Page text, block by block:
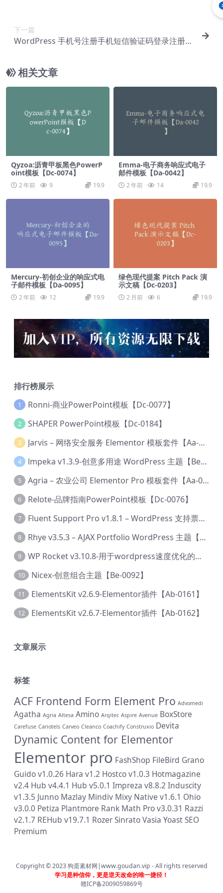
下一篇
WordPress 手机号注册手机短信验证码登录注册插
相关文章
Qyzoa:沥青甲板黑色PowerP
oint模板【Dc-0074】
2 年前 9 19.9
Emma-电子商务响应式电子
邮件模板【Da-0042】
2 年前 14 19.9
Mercury-初创企业的响应式电
子邮件模板【Da-0095】
2 年前 12 19.9
绿色现代提案 Pitch Pack 演
示文稿【Dc-0203】
2 月前 6 19.9
排行榜展示
1 Ronni-商业PowerPoint模板【Dc-0077】
2 SHAPER PowerPoint模板【Dc-0184】
3 Jarvis – 网络安全服务 Elementor 模板套件【Aa-0035】
4 lmpeka v1.3.9-创意多用途 WordPress 主题【Be-0064】
5 Agria – 农业公司 Elementor Pro 模板套件【Aa-0003】
6 Relote-品牌指南PowerPoint模板【Dc-0076】
7 Fluent Support Pro v1.8.1 – WordPress 支持票务系统【Cc-0041】
8 Rhye v3.5.3 – AJAX Portfolio WordPress 主题【Bi-0049】
9 WP Rocket v3.10.8-用于wordpress速度优化的缓存加速插件【Cd-0019】
10 Nicex-创意组合主题【Be-0092】
11 ElementsKit v2.6.9-Elementor插件【Ab-0161】
12 ElementsKit v2.6.7-Elementor插件【Ab-0162】
文章展示
标签
ACF Frontend Form Element Pro Advomedi
Agatha Agria Altesa Amino Arqitec Aspire Avenue BoxStore
Carefuse Cariotels Carveo Cleanco Coachify Construxio Devita
Dynamic Content for Elementor
Elementor pro FashShop FileBird Grano
Guido v1.0.26 Hara v1.2 Hostco v1.0.3 Hotmagazine
v2.4 Hub v4.4.1 Hub v5.0.1 Impreza v8.8.2 Induscity
v1.3.5 Junno Mazlay Mindiv Mixy Native v1.6.1 Ohio
v3.0.0 Petiza Plantmore Rank Math Pro v3.0.31 Razzi
v2.1.7 REHub v19.7.1 RozerSinratoVasia Yoast SEO
Premium
Copyright © 2023狗蛋素材网|www.goudan.vip - All rights reserved
学习是种信仰，更是逆天改命的唯一捷径！
赣ICP备2009059869号